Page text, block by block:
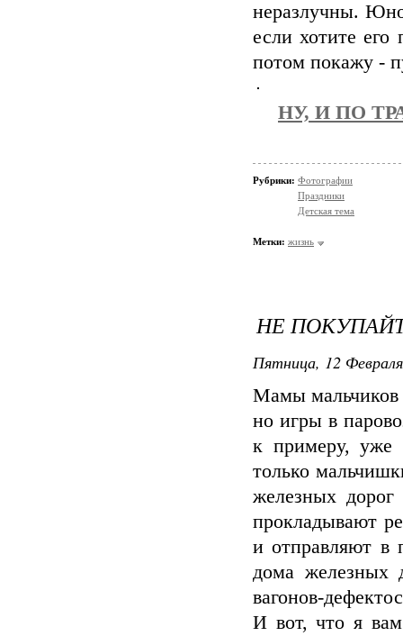
неразлучны.
если хотите
потом покажу -
НУ, И ПО
Рубрики: Фотографии
Праздники
Детская тема
Метки: жизнь
НЕ
Пятница, 12
Мамы мальчиков
но игры в
к примеру, уже
только
железных
прокладывают
и отправляют в
дома железных
вагонов-
И вот, что я